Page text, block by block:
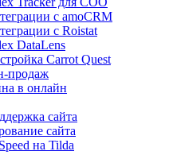
с amoCRM
с Roistat
DataLens
Carrot Quest
продаж
в онлайн
сайта
сайта
на Tilda